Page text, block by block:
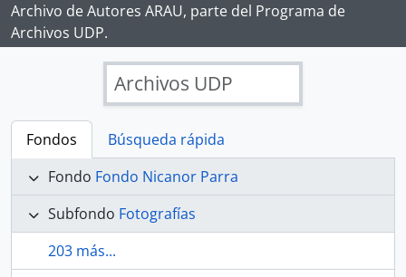
Archivo de Autores ARAU, parte del Programa de
Archivos UDP.
Archivos UDP
Fondos
Búsqueda rápida
Fondo Fondo Nicanor Parra
Subfondo Fotografías
203 más...